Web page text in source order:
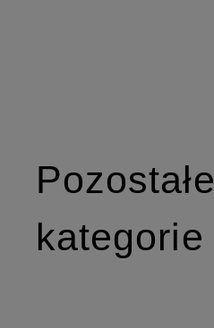
Pozostałe
kategorie